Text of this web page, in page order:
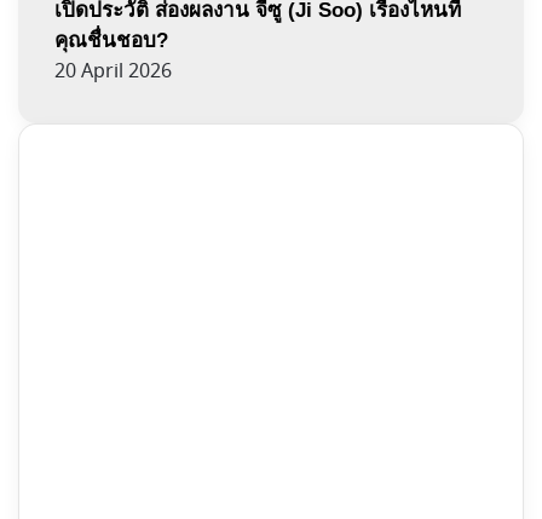
เปิดประวัติ ส่องผลงาน จีซู (Ji Soo) เรื่องไหนที่
คุณชื่นชอบ?
20 April 2026